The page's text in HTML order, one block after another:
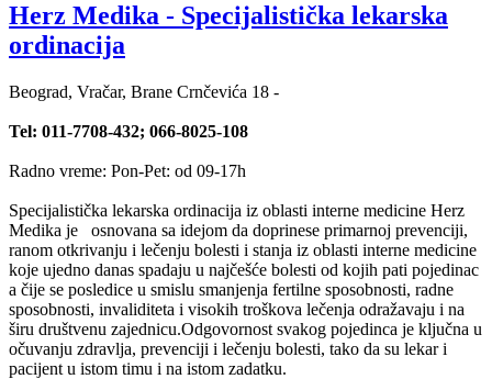
Herz Medika - Specijalistička lekarska
ordinacija
Beograd, Vračar, Brane Crnčevića 18 -
Tel: 011-7708-432; 066-8025-108
Radno vreme: Pon-Pet: od 09-17h
Specijalistička lekarska ordinacija iz oblasti interne medicine Herz
Medika je osnovana sa idejom da doprinese primarnoj prevenciji,
ranom otkrivanju i lečenju bolesti i stanja iz oblasti interne medicine
koje ujedno danas spadaju u najčešće bolesti od kojih pati pojedinac
a čije se posledice u smislu smanjenja fertilne sposobnosti, radne
sposobnosti, invaliditeta i visokih troškova lečenja odražavaju i na
širu društvenu zajednicu.Odgovornost svakog pojedinca je ključna u
očuvanju zdravlja, prevenciji i lečenju bolesti, tako da su lekar i
pacijent u istom timu i na istom zadatku.